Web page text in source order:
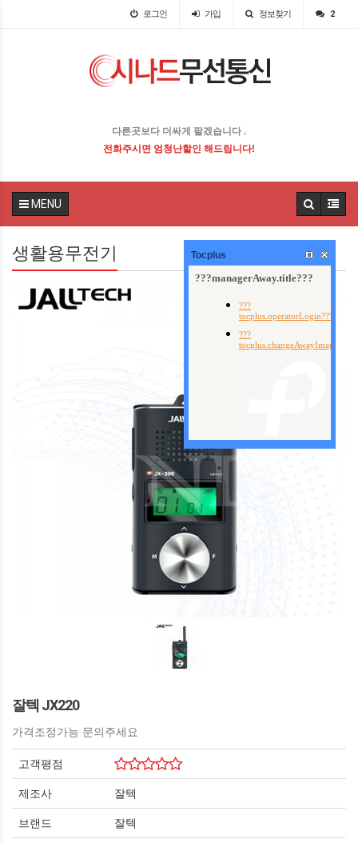
로그인 가입 정보찾기 2
다른곳보다 더싸게 팔겠습니다 .
전화주시면 엄청난할인 해드립니다!
MENU
생활용무전기
잘텍 JX220
가격조정가능 문의주세요
고객평점
제조사 잘텍
브랜드 잘텍
Tocplus